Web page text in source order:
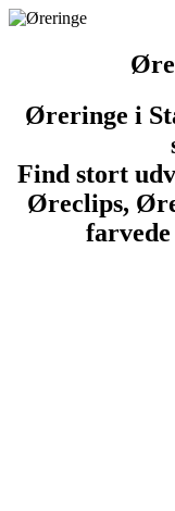
Øreringe i
Find stort
Øreclips,